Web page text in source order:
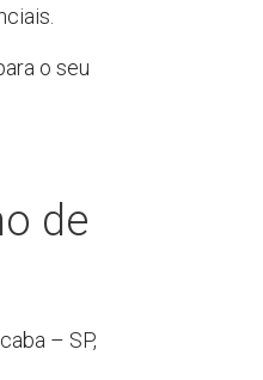
o seu
de
– SP,